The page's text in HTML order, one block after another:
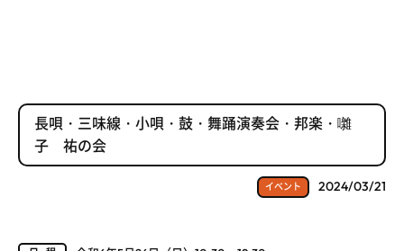
長唄・三味線・小唄・鼓・舞踊演奏会・邦楽・囃
子 祐の会
イベント 2024/03/21